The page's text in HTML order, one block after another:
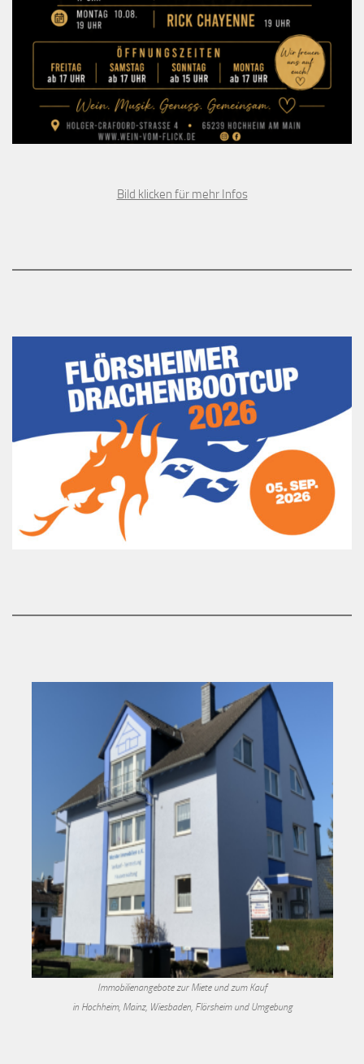
Bild klicken für mehr Infos
Immobilienangebote zur Miete und zum Kauf
in Hochheim, Mainz, Wiesbaden, Flörsheim und Umgebung